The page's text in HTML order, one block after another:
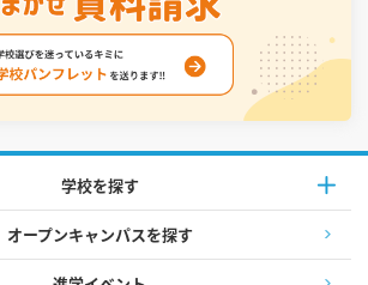
学校を探す
オープンキャンパスを探す